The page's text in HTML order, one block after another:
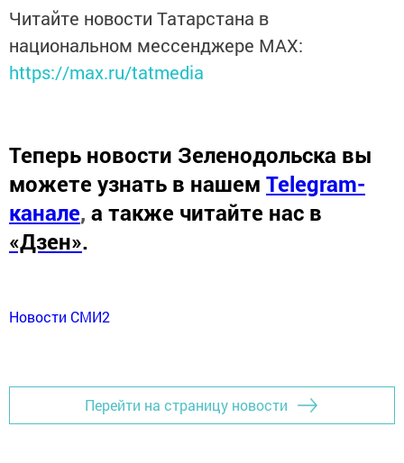
Читайте новости Татарстана в
национальном мессенджере MАХ:
https://max.ru/tatmedia
Теперь новости Зеленодольска вы
можете узнать в нашем Telegram-
канале, а также читайте нас в
«Дзен».
Новости СМИ2
Перейти на страницу новости